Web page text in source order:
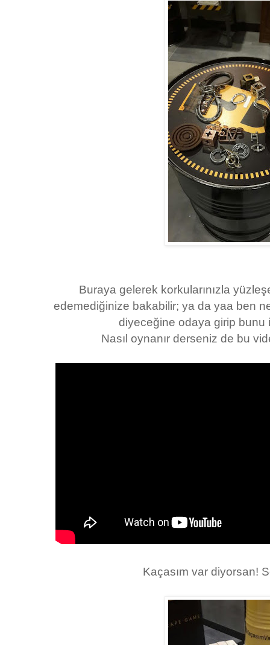
Buraya gelerek korkularınızla
edemediğinize bakabilir; ya da yaa ben
diyeceğine odaya girip
Nasıl oynanır derseniz de bu
Kaçasım var diyorsan!